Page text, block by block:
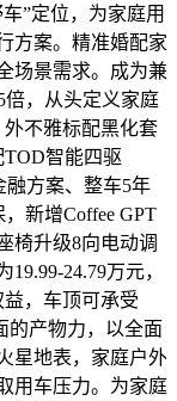
”定位，为家庭用
方案。精准婚配家
场景需求。成为兼
倍，从头定义家庭
不雅标配黑化套
智能四驱
融方案、整车5年
新增Coffee GPT
椅升级8向电动调
24.79万元，
，车顶可承受
的产物力，以全面
星地表，家庭户外
用车压力。为家庭